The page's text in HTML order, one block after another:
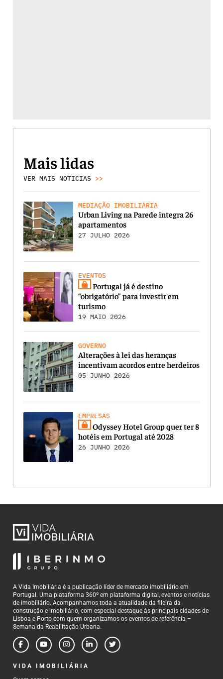
Mais lidas
VER MAIS NOTICIAS >>
MEDIAÇÃO IMOBILIÁRIA
Urban Living na Parede integra 26
apartamentos
27 JULHO 2026
EVENTOS
Portugal já é destino
“obrigatório” para investir em
turismo
19 MAIO 2026
GOVERNO
Alterações à lei das heranças
incentivam acordos entre herdeiros
05 JUNHO 2026
EMPRESAS
Odyssey Hotel Group quer ter 8
hotéis em Portugal até 2028
26 JUNHO 2026
A Vida Imobiliária é a publicação líder de mercado imobiliário em
Portugal. Uma plataforma 360º em plataforma digital, eventos e notícias
de imobiliário. Acompanhamos toda a atualidade da fileira da
construção e imobiliário, com especial destaque às principais cidades de
Lisboa e Porto com quem organizamos os eventos de referência –
Semana da Reabilitação Urbana.
VIDA IMOBILIÁRIA